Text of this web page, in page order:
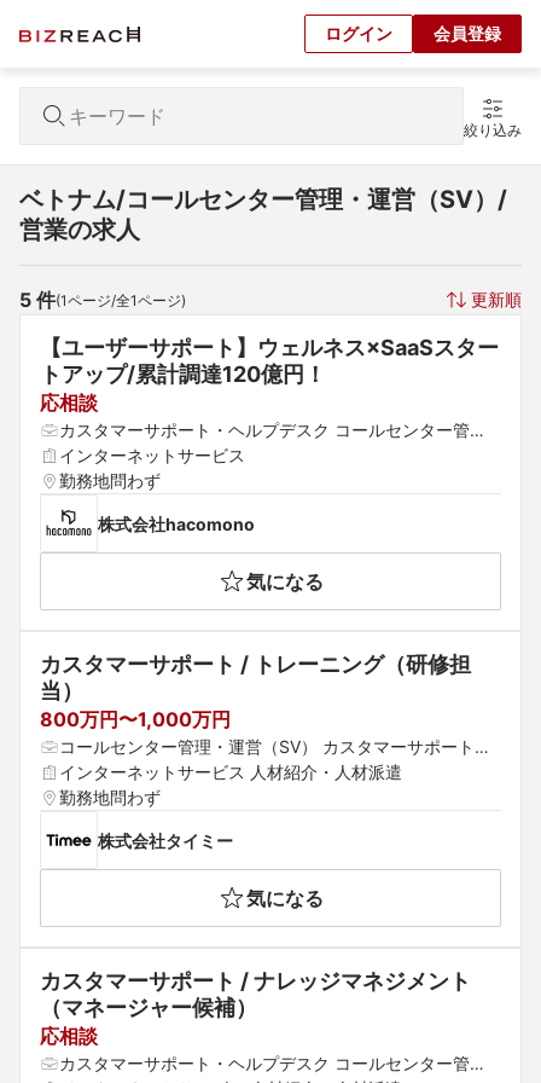
ログイン 会員登録
絞り込み
ベトナム/コールセンター管理・運営（SV）/
営業の求人
5 件(1ページ/全1ページ) 更新順
【ユーザーサポート】ウェルネス×SaaSスター
トアップ/累計調達120億円！
応相談
カスタマーサポート・ヘルプデスク コールセンター管
理・運営（SV） SE（Web・オープン系）
インターネットサービス
勤務地問わず
株式会社hacomono
気になる
カスタマーサポート / トレーニング（研修担
当）
800万円〜1,000万円
コールセンター管理・運営（SV） カスタマーサポート・
ヘルプデスク
インターネットサービス 人材紹介・人材派遣
勤務地問わず
株式会社タイミー
気になる
カスタマーサポート / ナレッジマネジメント
（マネージャー候補）
応相談
カスタマーサポート・ヘルプデスク コールセンター管